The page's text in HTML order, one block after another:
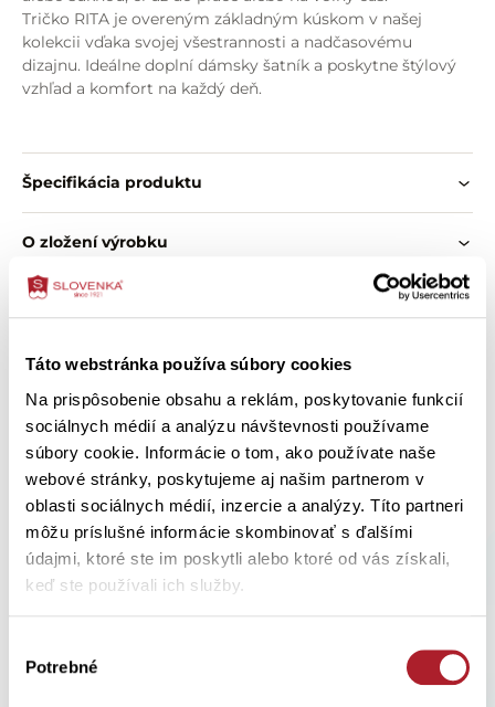
Táto webstránka používa súbory cookies
Na prispôsobenie obsahu a reklám, poskytovanie funkcií
sociálnych médií a analýzu návštevnosti používame
súbory cookie. Informácie o tom, ako používate naše
webové stránky, poskytujeme aj našim partnerom v
oblasti sociálnych médií, inzercie a analýzy. Títo partneri
môžu príslušné informácie skombinovať s ďalšími
údajmi, ktoré ste im poskytli alebo ktoré od vás získali,
keď ste používali ich služby.
súhlasu
Potrebné
Tričko RITA je overeným základným kúskom v našej
kolekcii vďaka svojej všestrannosti a nadčasovému
dizajnu. Ideálne doplní dámsky šatník a poskytne štýlový
vzhľad a komfort na každý deň.
Špecifikácia produktu
O zložení výrobku
Ako správne vybrať veľkosť
Ako ošetriť výrobok
Zákazníci si tiež kúpili